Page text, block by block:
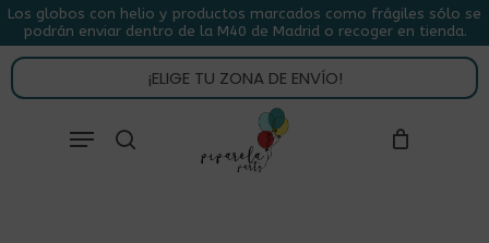
Skip
to
main
content
Los globos con helio y productos marcados como frágiles sólo se
podrán enviar dentro de la M40 de Madrid o recoger en tienda.
¡ELIGE TU ZONA DE ENVÍO!
Menu
CARRITO CLOSE
CART
Menu